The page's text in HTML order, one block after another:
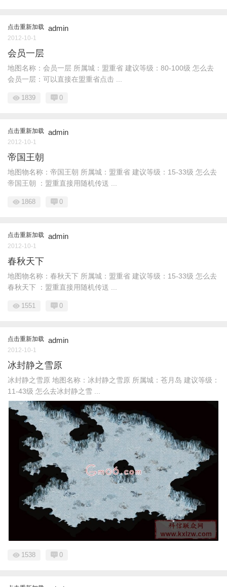
点击重新加载 admin
2012-10-1
会员一层
地图名称：会员一层 所属城：盟重省 建议等级：80-100级 怎么去
会员一层：可以直接在盟重省点击 ...
1839 0
点击重新加载 admin
2012-10-1
帝国王朝
地图物名称：帝国王朝 所属城：盟重省 建议等级：15-33级 怎么去
帝国王朝 ：盟重直接用随机传送 ...
1868 0
点击重新加载 admin
2012-10-1
春秋天下
地图物名称：春秋天下 所属城：盟重省 建议等级：15-33级 怎么去
春秋天下 ：盟重直接用随机传送 ...
1551 0
点击重新加载 admin
2012-10-1
冰封静之雪原
冰封静之雪原 地图名称：冰封静之雪原 所属城：苍月岛 建议等级：
11-43级 怎么去冰封静之雪 ...
1538 0